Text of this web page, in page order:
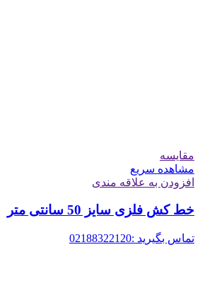
مقایسه
مشاهده سریع
افزودن به علاقه مندی
خط کش فلزی سایز 50 سانتی‌ متر
تماس بگیرید :02188322120